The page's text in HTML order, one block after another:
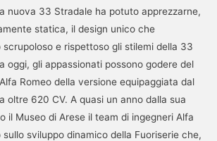
nuova 33 Stradale ha potuto apprezzarne,
statica, il design unico che
e rispettoso gli stilemi della 33
oggi, gli appassionati possono godere del
Romeo della versione equipaggiata dal
oltre 620 CV. A quasi un anno dalla sua
il Museo di Arese il team di ingegneri Alfa
sviluppo dinamico della Fuoriserie che,